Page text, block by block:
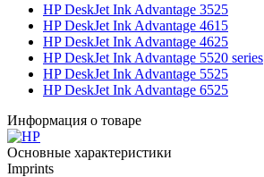
HP DeskJet Ink Advantage 3525
HP DeskJet Ink Advantage 4615
HP DeskJet Ink Advantage 4625
HP DeskJet Ink Advantage 5520 series
HP DeskJet Ink Advantage 5525
HP DeskJet Ink Advantage 6525
Информация о товаре
Основные характеристики
Imprints